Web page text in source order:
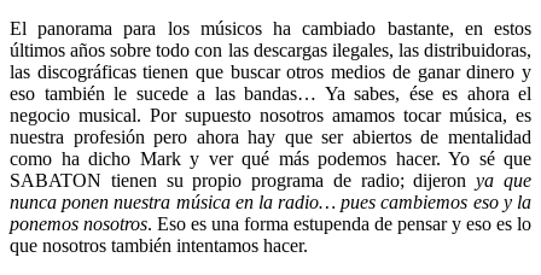
El panorama para los músicos ha cambiado bastante, en estos
últimos años sobre todo con las descargas ilegales, las distribuidoras,
las discográficas tienen que buscar otros medios de ganar dinero y
eso también le sucede a las bandas… Ya sabes, ése es ahora el
negocio musical. Por supuesto nosotros amamos tocar música, es
nuestra profesión pero ahora hay que ser abiertos de mentalidad
como ha dicho Mark y ver qué más podemos hacer. Yo sé que
SABATON tienen su propio programa de radio; dijeronya que
nunca ponen nuestra música en la radio… pues cambiemos eso y la
ponemos nosotros. Eso es una forma estupenda de pensar y eso es lo
que nosotros también intentamos hacer.